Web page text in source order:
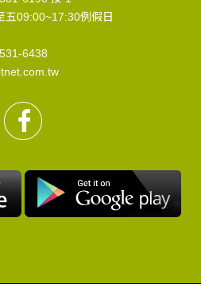
五09:00~17:30例假日
6438